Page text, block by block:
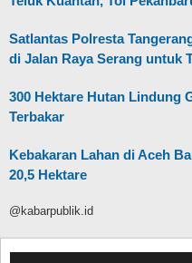
Satlantas Polresta
di Jalan Raya Serang untuk
300 Hektare Hutan Lindung
Terbakar
Kebakaran Lahan di Aceh
20,5 Hektare
@kabarpublik.id